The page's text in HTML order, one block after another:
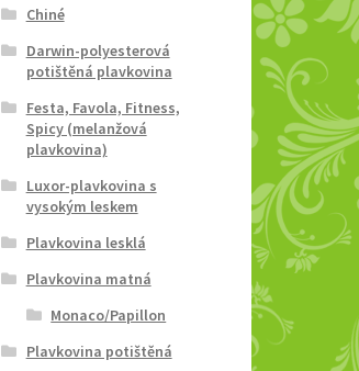
Chiné
Darwin-polyesterová
potištěná plavkovina
Festa, Favola, Fitness,
Spicy (melanžová
plavkovina)
Luxor-plavkovina s
vysokým leskem
Plavkovina lesklá
Plavkovina matná
Monaco/Papillon
Plavkovina potištěná